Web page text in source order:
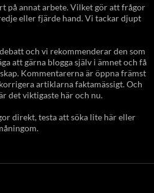
på annat arbete. Vilket gör att frågor
eller fjärde hand. Vi tackar djupt
och vi rekommenderar den som
att gärna blogga själv i ämnet och få
Kommentarerna är öppna främst
artiklarna faktamässigt. Och
det viktigaste här och nu.
direkt, testa att söka lite här eller